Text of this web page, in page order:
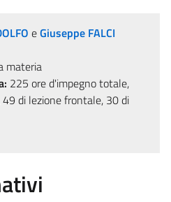
eGiuseppe FALCI
materia
225 ore d'impegno totale,
di lezione frontale, 30 di